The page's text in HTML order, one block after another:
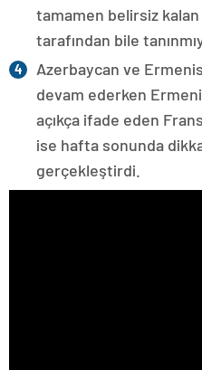
tamamen belirsiz
tarafından bile
Azerbaycan ve
devam ederken
açıkça ifade eden
ise hafta sonunda
gerçekleştirdi.